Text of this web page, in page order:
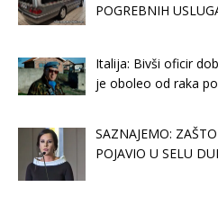
POGREBNIH
Italija: Bivši oficir
je oboleo od raka
SAZNAJEMO:
POJAVIO U SELU